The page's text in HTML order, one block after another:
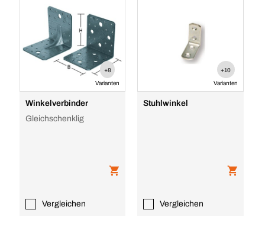
+8
Varianten
Winkelverbinder
Gleichschenklig
Vergleichen
+10
Varianten
Stuhlwinkel
Vergleichen